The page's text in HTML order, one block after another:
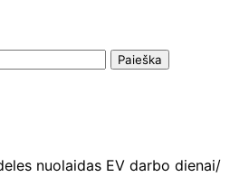
nuolaidas EV darbo dienai